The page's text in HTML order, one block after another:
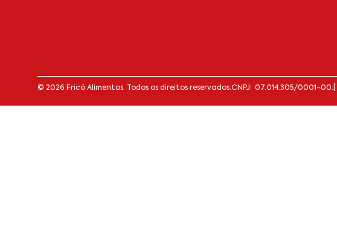
© 2026 Fricó Alimentos. Todos os direitos reservados.CNPJ: 07.014.305/0001-00.